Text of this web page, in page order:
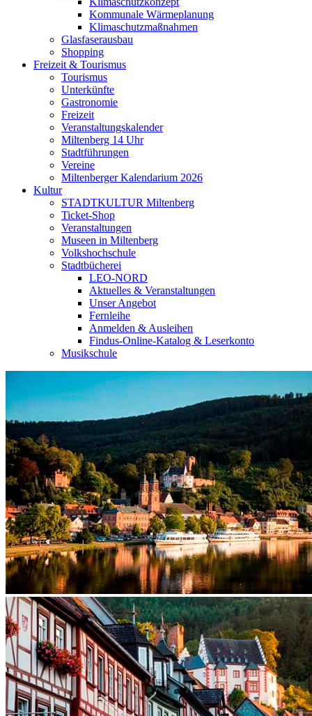
Kommunale Wärmeplanung
Klimaschutzmaßnahmen
Glasfaserausbau
Shopping
Freizeit & Tourismus
Tourismus
Unterkünfte
Gastronomie
Freizeit
Veranstaltungskalender
Miltenberg 14 Uhr
Stadtführungen
Vereine
Miltenberger Kalendarium 2026
Kultur
STADTKULTUR Miltenberg
Ticket-Shop
Veranstaltungen
Museen in Miltenberg
Volkshochschule
Stadtbücherei
LEO-NORD
Aktuelles & Veranstaltungen
Unser Angebot
Fernleihe
Anmelden & Ausleihen
Findus-Online-Katalog & Leserkonto
Musikschule